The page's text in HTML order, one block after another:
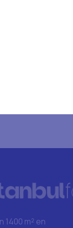
1400 m² en